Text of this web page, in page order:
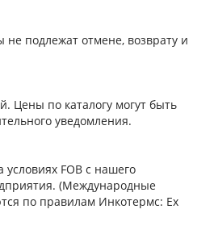
не подлежат отмене, возврату и
Цены по каталогу могут быть
уведомления.
FOB с нашего
(Международные
по правилам Инкотермс: Ex